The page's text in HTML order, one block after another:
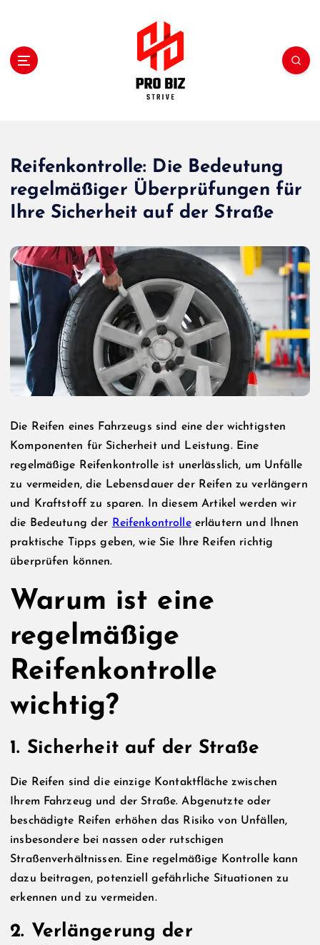
Reifenkontrolle: Die Bedeutung
regelmäßiger Überprüfungen für
Ihre Sicherheit auf der Straße
Die Reifen eines Fahrzeugs sind eine der wichtigsten
Komponenten für Sicherheit und Leistung. Eine
regelmäßige Reifenkontrolle ist unerlässlich, um Unfälle
zu vermeiden, die Lebensdauer der Reifen zu verlängern
und Kraftstoff zu sparen. In diesem Artikel werden wir
die Bedeutung der Reifenkontrolleerläutern und Ihnen
praktische Tipps geben, wie Sie Ihre Reifen richtig
überprüfen können.
Warum ist eine
regelmäßige
Reifenkontrolle
wichtig?
1. Sicherheit auf der Straße
Die Reifen sind die einzige Kontaktfläche zwischen
Ihrem Fahrzeug und der Straße. Abgenutzte oder
beschädigte Reifen erhöhen das Risiko von Unfällen,
insbesondere bei nassen oder rutschigen
Straßenverhältnissen. Eine regelmäßige Kontrolle kann
dazu beitragen, potenziell gefährliche Situationen zu
erkennen und zu vermeiden.
2. Verlängerung der